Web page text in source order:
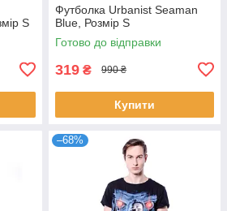
S
Футболка Urbanist Seaman
Blue, Розмір S
Готово до відправки
319 ₴ 990 ₴
Купити
–68%